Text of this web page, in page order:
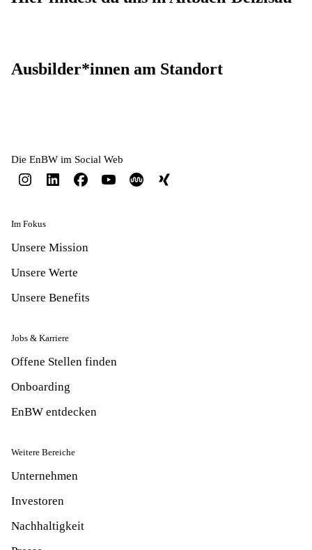
Ausbilder*innen am Standort
Die EnBW im Social Web
Im Fokus
Unsere Mission
Unsere Werte
Unsere Benefits
Jobs & Karriere
Offene Stellen finden
Onboarding
EnBW entdecken
Weitere Bereiche
Unternehmen
Investoren
Nachhaltigkeit